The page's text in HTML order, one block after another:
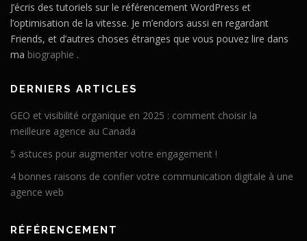
J’écris des tutoriels sur le référencement WordPress et
l’optimisation de la vitesse. Je m’endors aussi en regardant
Friends, et d’autres choses étranges que vous pouvez lire dans
ma biographie .
DERNIERS ARTICLES
GEO et visibilité organique en 2025 : comment choisir la
meilleure agence au Canada
5 astuces pour augmenter votre engagement !
4 bonnes raisons de confier votre communication digitale à une
agence web
RÉFÉRENCEMENT